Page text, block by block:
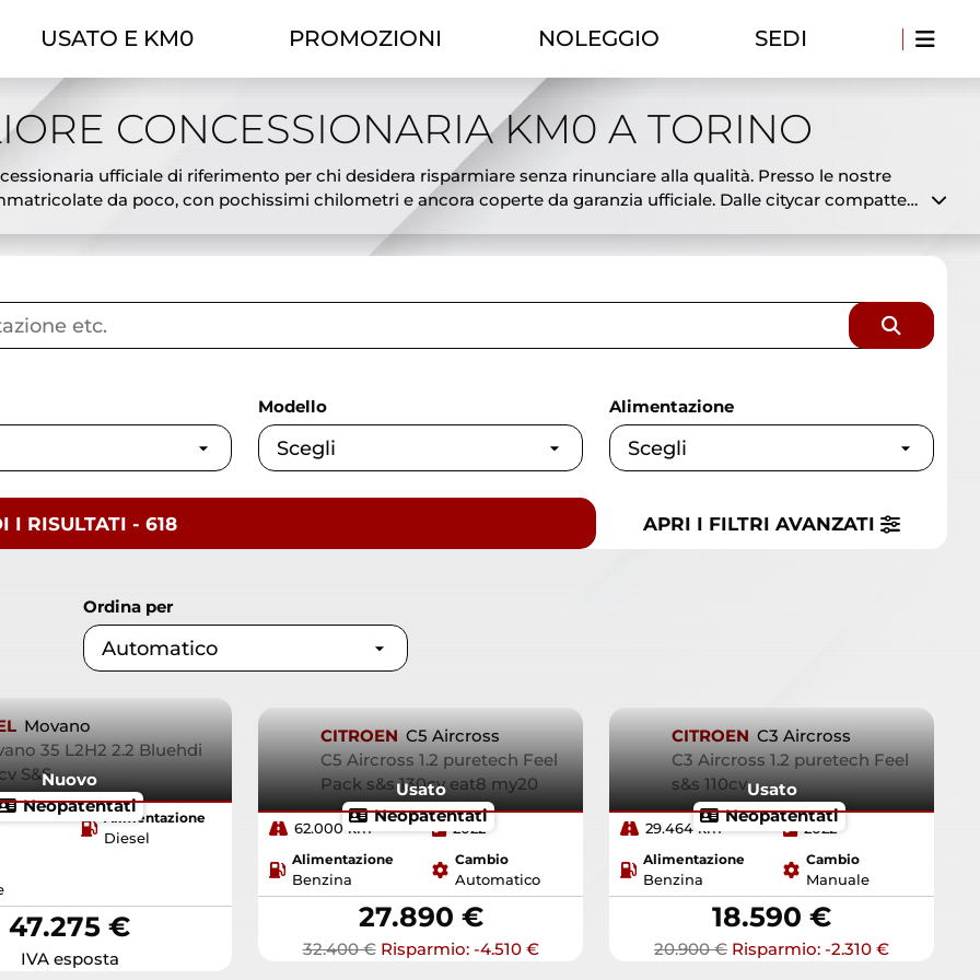
USATO E KM0 PROMOZIONI NOLEGGIO SEDI
CONCESSIONARIA KM0 A TORINO
ufficiale di riferimento per chi desidera risparmiare senza rinunciare alla qualità. Presso le nostre
da poco, con pochissimi chilometri e ancora coperte da garanzia ufficiale. Dalle citycar compatte
l’offerta Theorema ti permette di scegliere tra modelli già disponibili in pronta consegna a prezzi
ideale tra il nuovo e l’usato: veicoli pari al nuovo, subito disponibili e a costi ridotti. Offriamo
offerte auto km0 a Torino e affidati a Theorema, concessionaria ufficiale con esperienza, serietà e
Modello Alimentazione
I RISULTATI - 618 APRI I FILTRI AVANZATI
Ordina per
Movano
35 L2H2 2.2 Bluehdi
S&S
Neopatentati
Nuovo
Alimentazione
Diesel
47.275 €
IVA esposta
CITROEN C5 Aircross
C5 Aircross 1.2 puretech Feel
Pack s&s 130cv eat8 my20
Neopatentati
Usato
62.000 km 2022
Alimentazione
Benzina
Cambio
Automatico
27.890 €
32.400 € Risparmio: -4.510 €
CITROEN C3 Aircross
C3 Aircross 1.2 puretech Feel
s&s 110cv
Neopatentati
Usato
29.464 km 2022
Alimentazione
Benzina
Cambio
Manuale
18.590 €
20.900 € Risparmio: -2.310 €